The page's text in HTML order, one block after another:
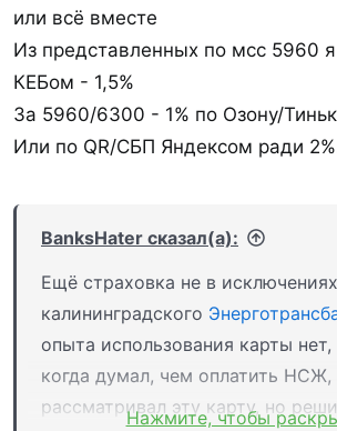
или всё вместе
Из представленных по мсс 5960
КЕБом - 1,5%
За 5960/6300 - 1% по Озону/
Или по QR/СБП Яндексом ради
BanksHater сказал(а):
Ещё страховка не в
калининградского
опыта использования карты
когда думал, чем оплатить НСЖ,
рассматривал эту карту, но
Нажмите, чтобы